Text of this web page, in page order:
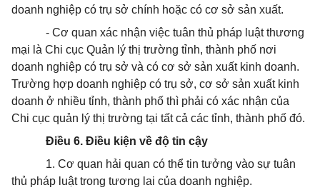
doanh nghiệp có trụ sở chính hoặc có cơ sở sản xuất.
- Cơ quan xác nhận việc tuân thủ pháp luật thương
mại là Chi cục Quản lý thị trường tỉnh, thành phố nơi
doanh nghiệp có trụ sở và có cơ sở sản xuất kinh doanh.
Trường hợp doanh nghiệp có trụ sở, cơ sở sản xuất kinh
doanh ở nhiều tỉnh, thành phố thì phải có xác nhận của
Chi cục quản lý thị trường tại tất cả các tỉnh, thành phố đó.
Điều 6. Điều kiện về độ tin cậy
1. Cơ quan hải quan có thể tin tưởng vào sự tuân
thủ pháp luật trong tương lai của doanh nghiệp.